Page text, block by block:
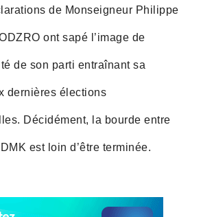
de Monseigneur Philippe
ont sapé l’image de
de son parti entraînant sa
dernières élections
Décidément, la bourde entre
DMK est loin d’être terminée.